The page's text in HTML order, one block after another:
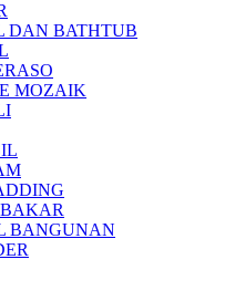
DAN BATHTUB
MOZAIK
BANGUNAN